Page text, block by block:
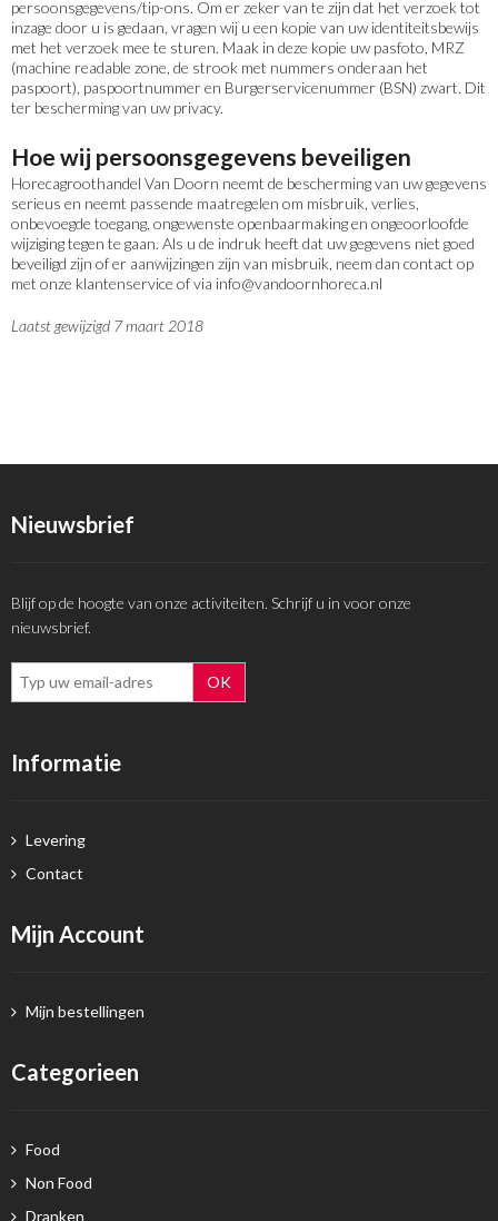
persoonsgegevens/tip-ons. Om er zeker van te zijn dat het verzoek tot
inzage door u is gedaan, vragen wij u een kopie van uw identiteitsbewijs
met het verzoek mee te sturen. Maak in deze kopie uw pasfoto, MRZ
(machine readable zone, de strook met nummers onderaan het
paspoort), paspoortnummer en Burgerservicenummer (BSN) zwart. Dit
ter bescherming van uw privacy.
Hoe wij persoonsgegevens beveiligen
Horecagroothandel Van Doorn neemt de bescherming van uw gegevens
serieus en neemt passende maatregelen om misbruik, verlies,
onbevoegde toegang, ongewenste openbaarmaking en ongeoorloofde
wijziging tegen te gaan. Als u de indruk heeft dat uw gegevens niet goed
beveiligd zijn of er aanwijzingen zijn van misbruik, neem dan contact op
met onze klantenservice of via info@vandoornhoreca.nl
Laatst gewijzigd 7 maart 2018
Nieuwsbrief
Blijf op de hoogte van onze activiteiten. Schrijf u in voor onze
nieuwsbrief.
Informatie
Levering
Contact
Mijn Account
Mijn bestellingen
Categorieen
Food
Non Food
Dranken